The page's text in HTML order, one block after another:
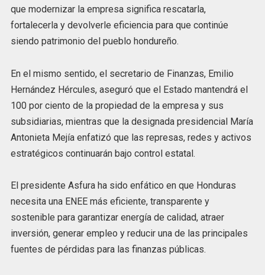
que modernizar la empresa significa rescatarla,
fortalecerla y devolverle eficiencia para que continúe
siendo patrimonio del pueblo hondureño.
En el mismo sentido, el secretario de Finanzas, Emilio
Hernández Hércules, aseguró que el Estado mantendrá el
100 por ciento de la propiedad de la empresa y sus
subsidiarias, mientras que la designada presidencial María
Antonieta Mejía enfatizó que las represas, redes y activos
estratégicos continuarán bajo control estatal.
El presidente Asfura ha sido enfático en que Honduras
necesita una ENEE más eficiente, transparente y
sostenible para garantizar energía de calidad, atraer
inversión, generar empleo y reducir una de las principales
fuentes de pérdidas para las finanzas públicas.